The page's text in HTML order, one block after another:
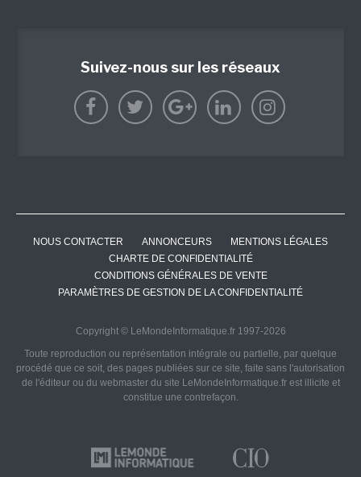
Suivez-nous sur les réseaux
NOUS CONTACTER ANNONCEURS
MENTIONS LÉGALES
CHARTE DE CONFIDENTIALITÉ
CONDITIONS GÉNÉRALES DE VENTE
PARAMÈTRES DE GESTION DE LA CONFIDENTIALITÉ
Copyright © LeMondeInformatique.fr 1997-2026
Toute reproduction ou représentation intégrale ou partielle, par quelque
procédé que ce soit, des pages publiées sur ce site, faite sans l'autorisation
de l'éditeur ou du webmaster du site LeMondeInformatique.fr est illicite et
constitue une contrefaçon.